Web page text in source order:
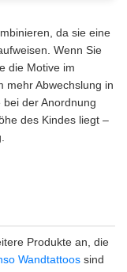
da sie eine
Wenn Sie
die Motive im
mehr Abwechslung in
der Anordnung
des Kindes liegt –
Produkte an, die
Wandtattoos sind